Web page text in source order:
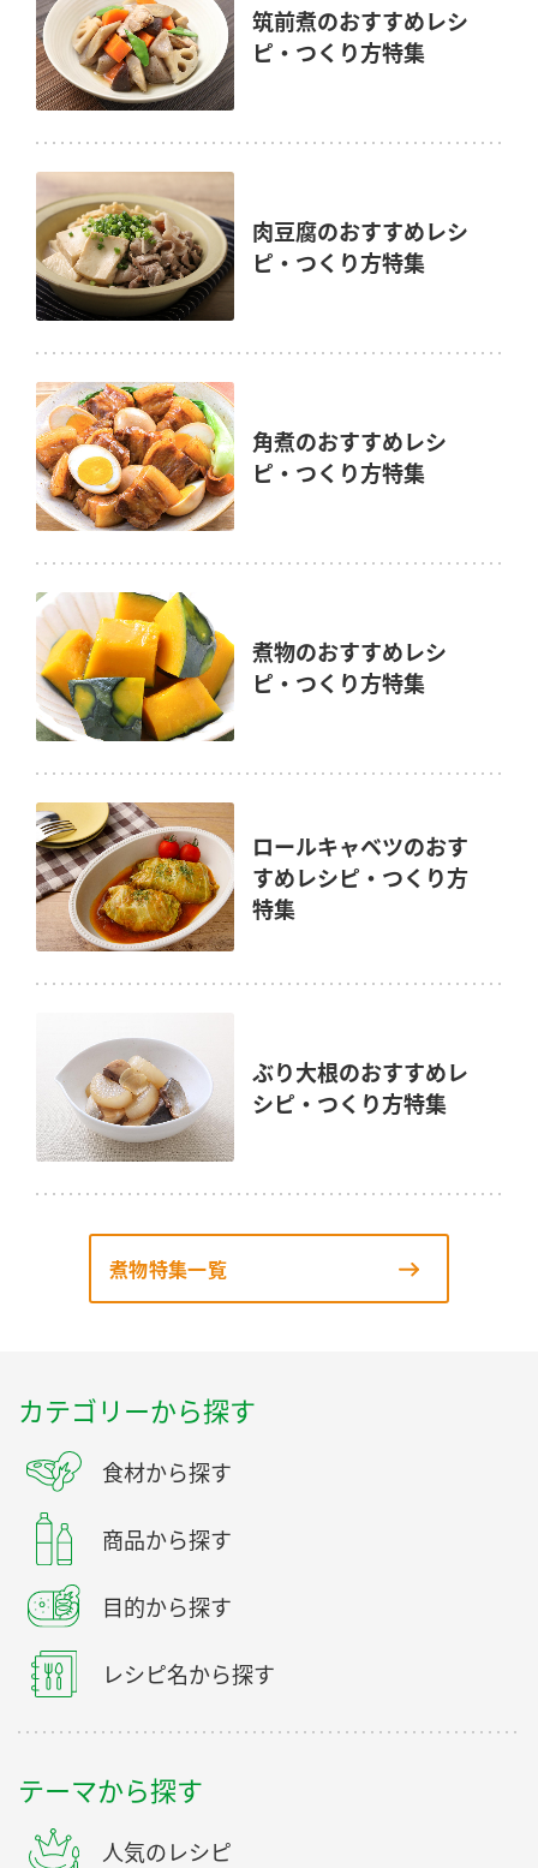
筑前煮のおすすめレシ
ピ・つくり方特集
肉豆腐のおすすめレシ
ピ・つくり方特集
角煮のおすすめレシ
ピ・つくり方特集
煮物のおすすめレシ
ピ・つくり方特集
ロールキャベツのおす
すめレシピ・つくり方
特集
ぶり大根のおすすめレ
シピ・つくり方特集
煮物特集一覧
カテゴリーから探す
食材から探す
商品から探す
目的から探す
レシピ名から探す
テーマから探す
人気のレシピ